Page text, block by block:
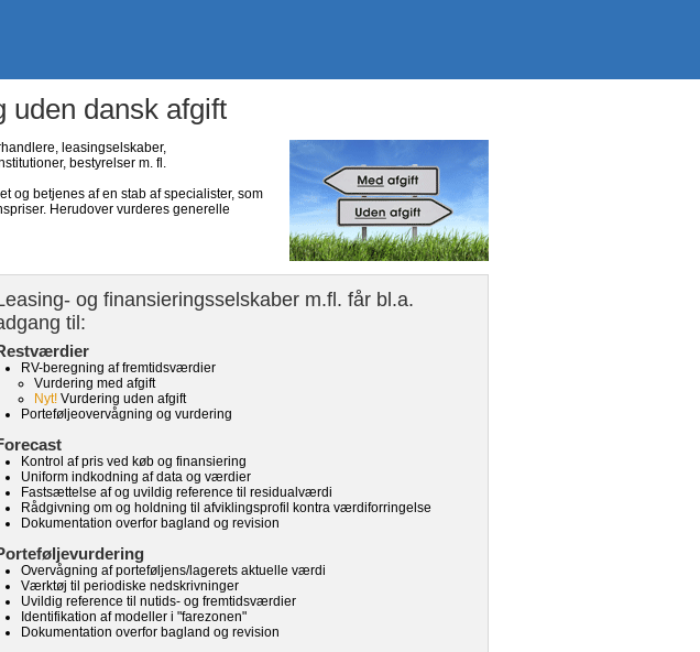
uden dansk afgift
leasingselskaber,
bestyrelser m. fl.
og betjenes af en stab af specialister, som
Herudover vurderes generelle
og finansieringsselskaber m.fl. får bl.a.
til:
RV-beregning af fremtidsværdier
Vurdering med afgift
Nyt! Vurdering uden afgift
Porteføljeovervågning og vurdering
Kontrol af pris ved køb og finansiering
Uniform indkodning af data og værdier
Fastsættelse af og uvildig reference til residualværdi
Rådgivning om og holdning til afviklingsprofil kontra værdiforringelse
Dokumentation overfor bagland og revision
Overvågning af porteføljens/lagerets aktuelle værdi
Værktøj til periodiske nedskrivninger
Uvildig reference til nutids- og fremtidsværdier
Identifikation af modeller i "farezonen"
Dokumentation overfor bagland og revision